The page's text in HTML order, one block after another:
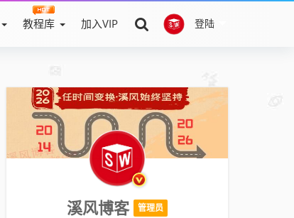
登陆
教程库 加入VIP
溪风博客 管理员